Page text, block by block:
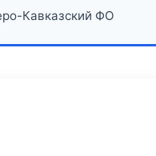
Кавказский ФО